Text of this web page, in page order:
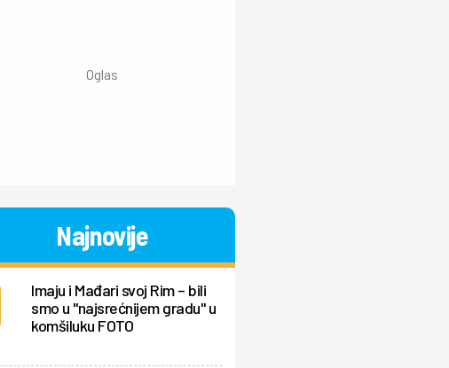
Najnovije
Imaju i Mađari svoj Rim – bili
smo u "najsrećnijem gradu" u
komšiluku FOTO